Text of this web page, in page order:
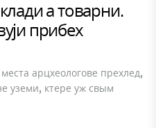
а товарни.
прибех
арцхеологове прехлед,
уземи, ктере уж свым